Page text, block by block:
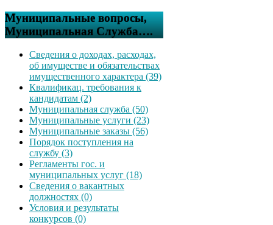
Муниципальные вопросы,
Муниципальная Служба….
Сведения о доходах, расходах,
об имуществе и обязательствах
имущественного характера (39)
Квалификац. требования к
кандидатам (2)
Муниципальная служба (50)
Муниципальные услуги (23)
Муниципальные заказы (56)
Порядок поступления на
службу (3)
Регламенты гос. и
муниципальных услуг (18)
Сведения о вакантных
должностях (0)
Условия и результаты
конкурсов (0)